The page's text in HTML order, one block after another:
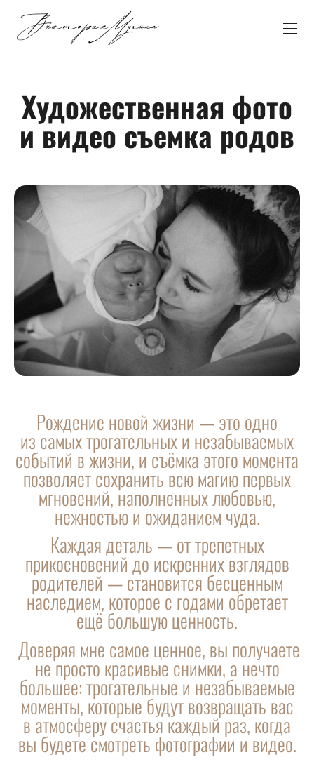
Художественная фото
и видео съемка родов
Рождение новой жизни — это одно
из самых трогательных и незабываемых
событий в жизни, и съёмка этого момента
позволяет сохранить всю магию первых
мгновений, наполненных любовью,
нежностью и ожиданием чуда.
Каждая деталь — от трепетных
прикосновений до искренних взглядов
родителей — становится бесценным
наследием, которое с годами обретает
ещё большую ценность.
Доверяя мне самое ценное, вы получаете
не просто красивые снимки, а нечто
большее: трогательные и незабываемые
моменты, которые будут возвращать вас
в атмосферу счастья каждый раз, когда
вы будете смотреть фотографии и видео.